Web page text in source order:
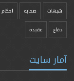
شبهات صحابه احکام
دفاع عقیده
آمار سایت